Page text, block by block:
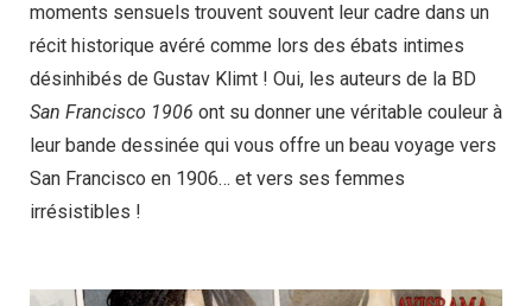
moments sensuels trouvent souvent leur cadre dans un
récit historique avéré comme lors des ébats intimes
désinhibés de Gustav Klimt ! Oui, les auteurs de la BD
San Francisco 1906 ont su donner une véritable couleur à
leur bande dessinée qui vous offre un beau voyage vers
San Francisco en 1906… et vers ses femmes
irrésistibles !